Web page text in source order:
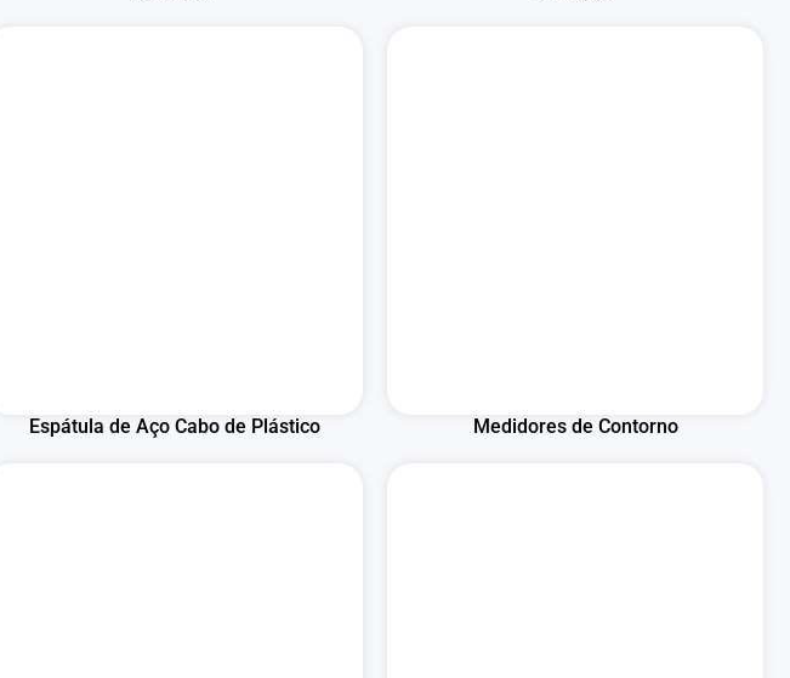
Espátula de Aço Cabo de Plástico Medidores de Contorno